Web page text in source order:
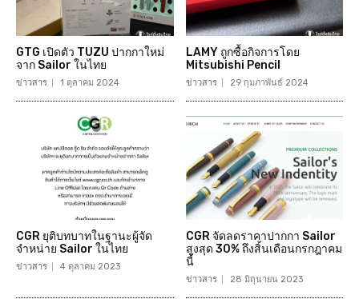
GTG เปิดตัว TUZU ปากกาใหม่
จาก Sailor ในไทย
ข่าวสาร 1 ตุลาคม 2024
LAMY ถูกซื้อกิจการโดย
Mitsubishi Pencil
ข่าวสาร 29 กุมภาพันธ์ 2024
CGR ยุติบทบาทในฐานะผู้จัด
จำหน่าย Sailor ในไทย
ข่าวสาร 4 ตุลาคม 2023
CGR จัดลดราคาปากกา Sailor
สูงสุด 30% ถึงสิ้นเดือนกรกฎาคม
นี้
ข่าวสาร 28 มิถุนายน 2023